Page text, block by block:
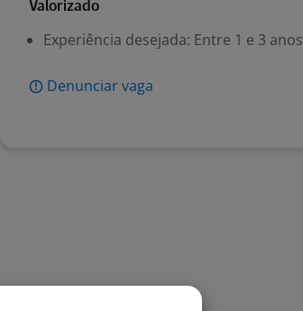
Valorizado
Experiência desejada: Entre 1 e 3 anos
Denunciar vaga